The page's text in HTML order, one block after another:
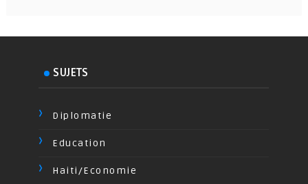
SUJETS
Diplomatie
Education
Haiti/Economie